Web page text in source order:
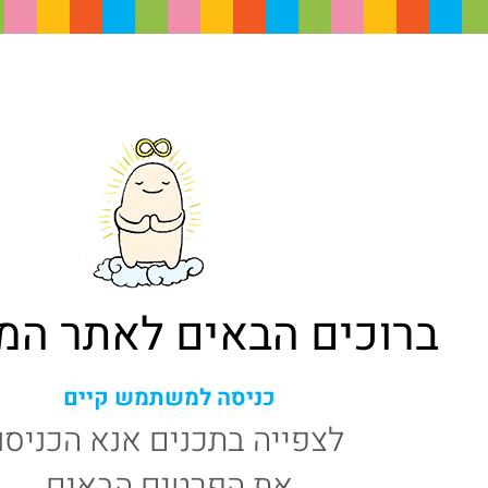
ברוכים הבאים לאתר
כניסה למשתמש קיים
לצפייה בתכנים אנא